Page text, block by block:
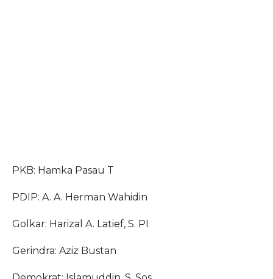
PKB: Hamka Pasau T
PDIP: A. A. Herman Wahidin
Golkar: Harizal A. Latief, S. PI
Gerindra: Aziz Bustan